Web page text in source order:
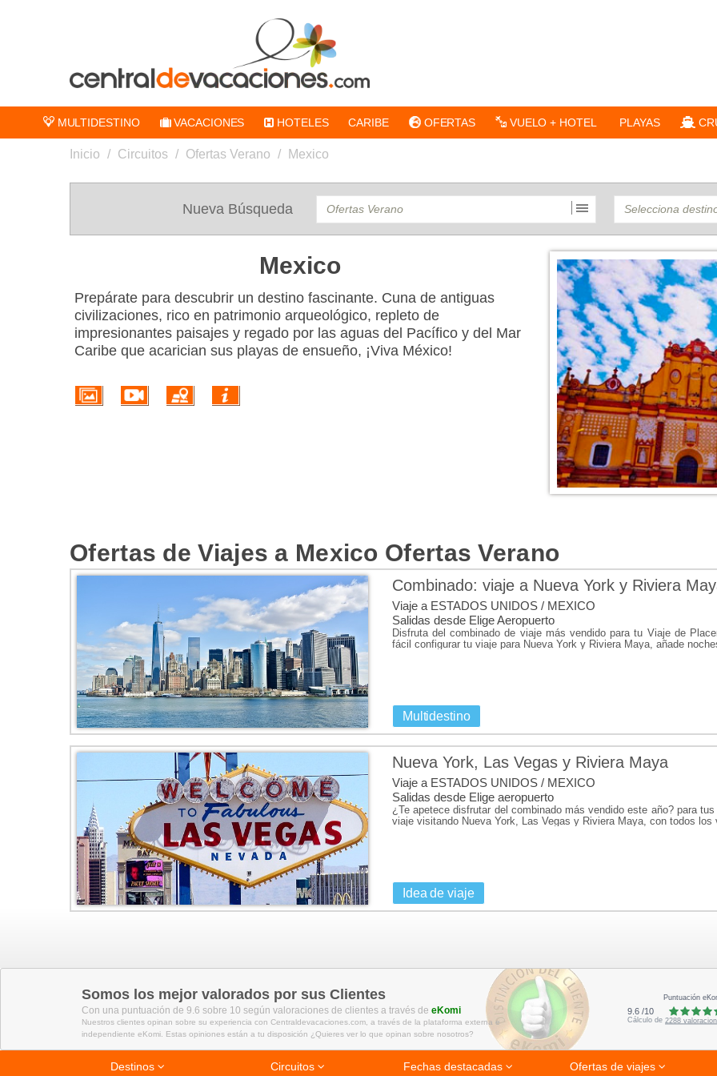
MULTIDESTINO VACACIONES HOTELES CARIBE OFERTAS VUELO + HOTEL PLAYAS
Inicio / Circuitos / Ofertas Verano / Mexico
Nueva Búsqueda
Mexico
Prepárate para descubrir un destino fascinante. Cuna de antiguas
civilizaciones, rico en patrimonio arqueológico, repleto de
impresionantes paisajes y regado por las aguas del Pacífico y del Mar
Caribe que acarician sus playas de ensueño, ¡Viva México!
Oops!
This page didn't load
cultural.
El destino más codiciado de
accede tomando un vuelo a
Biosfera de Sian Ka?an y de
yendo hacia el interior de la
Otros lugares que hay que
ciudad maya; los cañones que
Huatulco y Taxco, el Monte
las playas de Riviera Nayarit.
Ciudad de México, donde
Ofertas de Viajes a Mexico Ofertas Verano
Combinado: viaje a Nueva York y Riviera
Viaje a ESTADOS UNIDOS / MEXICO
Salidas desde Elige Aeropuerto
Disfruta del combinado de viaje más vendido para tu Viaje de
fácil configurar tu viaje para Nueva York y Riviera Maya, añade
Multidestino
Nueva York, Las Vegas y Riviera Maya
Viaje a ESTADOS UNIDOS / MEXICO
Salidas desde Elige aeropuerto
¿Te apetece disfrutar del combinado más vendido este año? para
viaje visitando Nueva York, Las Vegas y Riviera Maya, con todos los
Idea de viaje
Somos los mejor valorados por sus Clientes
Con una puntuación de 9.6 sobre 10 según valoraciones de clientes a través de eKomi
Nuestros clientes opinan sobre su experiencia con Centraldevacaciones.com, a través de la plataforma externa e
independiente eKomi. Estas opiniones están a tu disposición ¿Quieres ver lo que opinan sobre nosotros?
Puntuación
9.6/10
Cálculo de2288
Destinos Circuitos Fechas destacadas Ofertas de viajes